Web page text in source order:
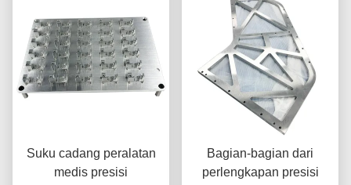
Suku cadang peralatan
medis presisi
Bagian-bagian dari
perlengkapan presisi